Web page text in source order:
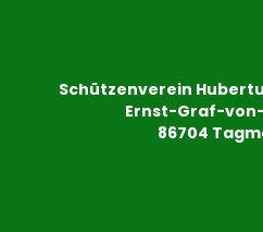
Schützenverein
Ernst-Graf-
86704